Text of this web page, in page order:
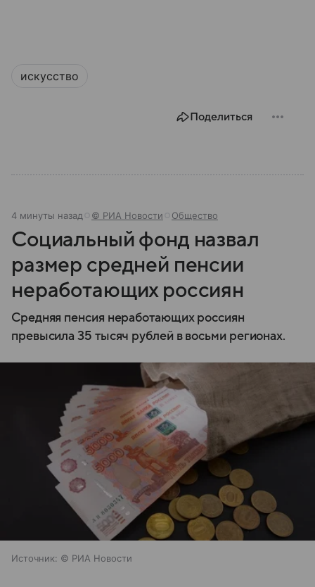
искусство
Поделиться
4 минуты назад © РИА Новости Общество
Социальный фонд назвал
размер средней пенсии
неработающих россиян
Средняя пенсия неработающих россиян
превысила 35 тысяч рублей в восьми регионах.
Источник: © РИА Новости